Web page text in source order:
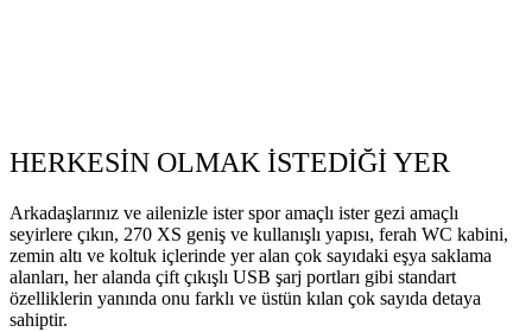
HERKESİN OLMAK İSTEDİĞİ YER
Arkadaşlarınız ve ailenizle ister spor amaçlı ister gezi amaçlı
seyirlere çıkın, 270 XS geniş ve kullanışlı yapısı, ferah WC kabini,
zemin altı ve koltuk içlerinde yer alan çok sayıdaki eşya saklama
alanları, her alanda çift çıkışlı USB şarj portları gibi standart
özelliklerin yanında onu farklı ve üstün kılan çok sayıda detaya
sahiptir.